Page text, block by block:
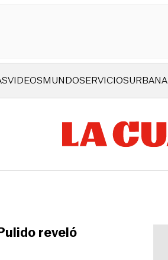
VIDEOSMUNDOSERVICIOSURBANA
reveló